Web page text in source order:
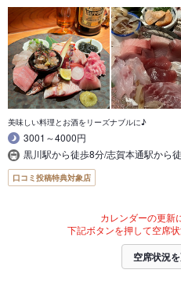
美味しい料理とお酒をリーズナブルに♪
3001～4000円
黒川駅から徒歩8分/志賀本通駅から
口コミ投稿特典対象店
カレンダーの更新
下記ボタンを押して空席
空席状況